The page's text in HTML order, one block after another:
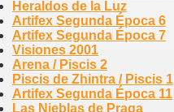
Heraldos de la Luz
Artifex Segunda Época 6
Artifex Segunda Época 7
Visiones 2001
Arena / Piscis 2
Piscis de Zhintra / Piscis 1
Artifex Segunda Época 11
Las Nieblas de Praga